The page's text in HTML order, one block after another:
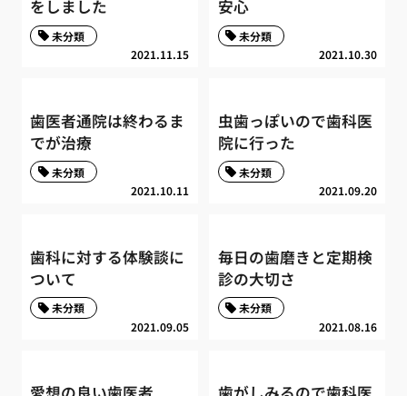
をしました
2021.11.15
未分類
安心
2021.10.30
未分類
歯医者通院は終わるま
でが治療
2021.10.11
未分類
虫歯っぽいので歯科医
院に行った
2021.09.20
未分類
歯科に対する体験談に
ついて
2021.09.05
未分類
毎日の歯磨きと定期検
診の大切さ
2021.08.16
未分類